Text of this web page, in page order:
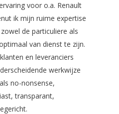
voor o.a. Renault
ik mijn ruime expertise
de particuliere als
van dienst te zijn.
en leveranciers
werkwijze
no-nonsense,
transparant,